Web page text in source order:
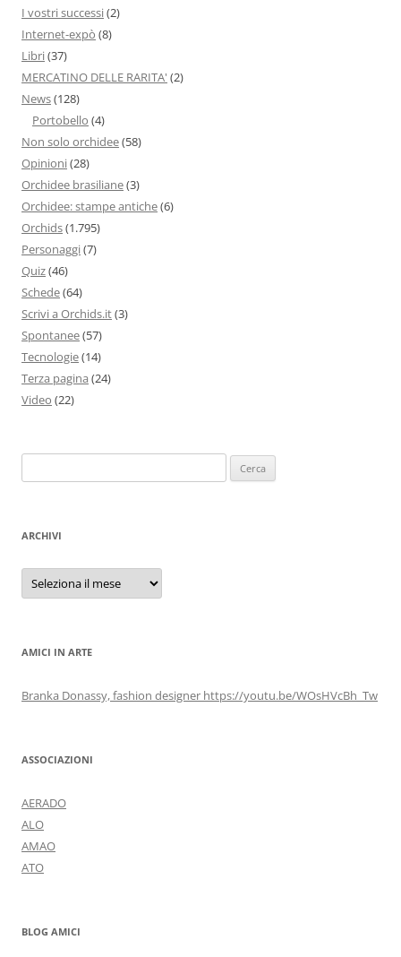
I vostri successi(2)
Internet-expò (8)
Libri(37)
MERCATINO DELLE RARITA' (2)
News(128)
Portobello (4)
Non solo orchidee(58)
Opinioni(28)
Orchidee brasiliane(3)
Orchidee: stampe antiche(6)
Orchids(1.795)
Personaggi(7)
Quiz(46)
Schede(64)
Scrivi a Orchids.it(3)
Spontanee(57)
Tecnologie(14)
Terza pagina (24)
Video (22)
per:
ARCHIVI
Archivi
AMICI IN ARTE
Branka Donassy, fashion designer https://youtu.be/WOsHVcBh_Tw
ASSOCIAZIONI
AERADO
ALO
AMAO
ATO
BLOG AMICI